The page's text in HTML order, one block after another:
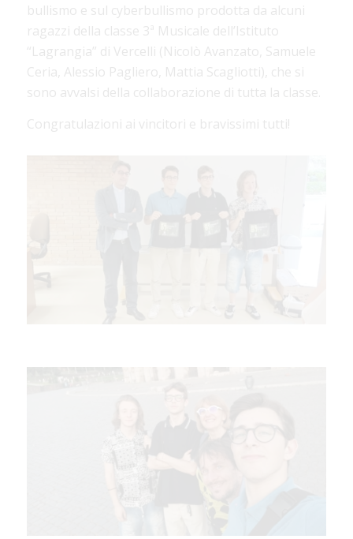
bullismo e sul cyberbullismo prodotta da alcuni
ragazzi della classe 3ª Musicale dell’Istituto
“Lagrangia” di Vercelli (Nicolò Avanzato, Samuele
Ceria, Alessio Pagliero, Mattia Scagliotti), che si
sono avvalsi della collaborazione di tutta la classe.
Congratulazioni ai vincitori e bravissimi tutti!